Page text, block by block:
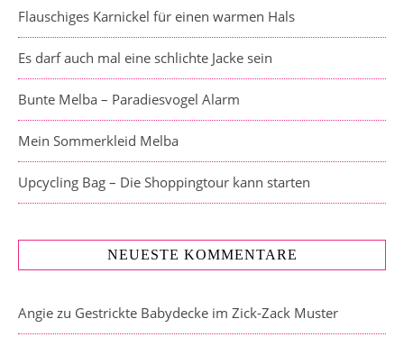
Flauschiges Karnickel für einen warmen Hals
Es darf auch mal eine schlichte Jacke sein
Bunte Melba – Paradiesvogel Alarm
Mein Sommerkleid Melba
Upcycling Bag – Die Shoppingtour kann starten
NEUESTE KOMMENTARE
Angie zu Gestrickte Babydecke im Zick-Zack Muster